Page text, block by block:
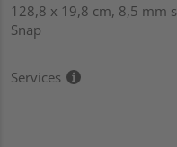
128,8 x 19,8 cm, 8,5 mm
Snap
Services